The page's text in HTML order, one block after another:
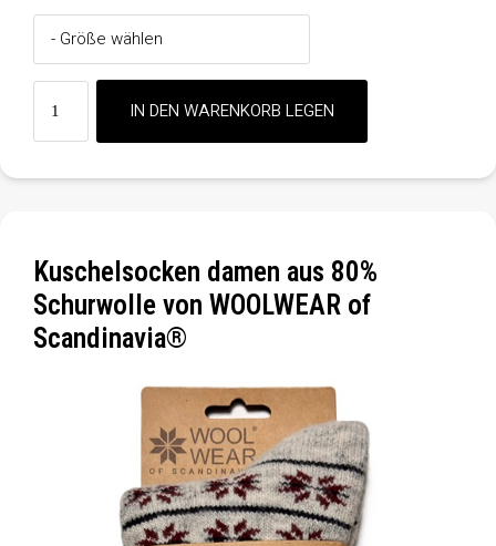
Kuschelsocken damen aus 80%
Schurwolle von WOOLWEAR of
Scandinavia®